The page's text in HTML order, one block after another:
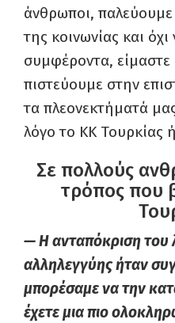
άνθρωποι,
της κοινωνίας και
συμφέροντα,
πιστεύουμε στην
τα πλεονεκτήματά
λόγο το ΚΚ Τουρκίας
Σε πολλούς
τρόπος που
— Η ανταπόκριση
αλληλεγγύης ήταν
μπορέσαμε να την
έχετε μια πιο